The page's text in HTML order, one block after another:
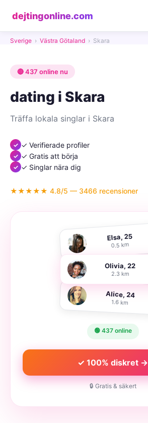
dejtingonline.com
Sverige › Västra Götaland › Skara
🔴 437 online nu
dating i Skara
Träffa lokala singlar i Skara
✓ Verifierade profiler
✓ Gratis att börja
✓ Singlar nära dig
★★★★★ 4.8/5 — 3466 recensioner
Elsa, 25
0.5 km
Olivia, 22
2.3 km
Alice, 24
1.6 km
🟢 437 online
✓ 100% diskret →
🔒 Gratis & säkert